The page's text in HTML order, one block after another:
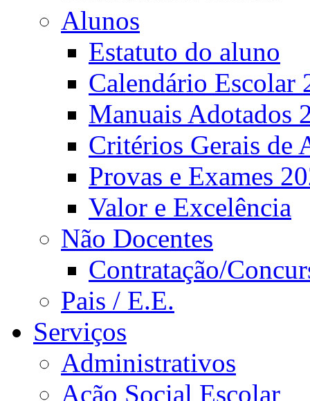
Alunos
Estatuto do aluno
Calendário Escolar
Manuais Adotados
Critérios Gerais de
Provas e Exames
Valor e Excelência
Não Docentes
Contratação/
Pais / E.E.
Serviços
Administrativos
Ação Social Escolar